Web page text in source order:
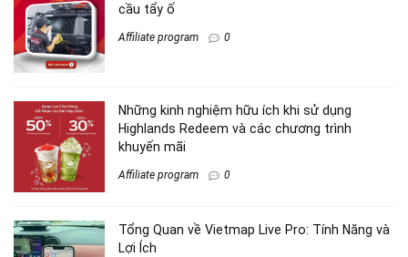
cầu tẩy ố
Affiliate program 0
Những kinh nghiệm hữu ích khi sử dụng
Highlands Redeem và các chương trình
khuyến mãi
Affiliate program 0
Tổng Quan về Vietmap Live Pro: Tính Năng và
Lợi Ích